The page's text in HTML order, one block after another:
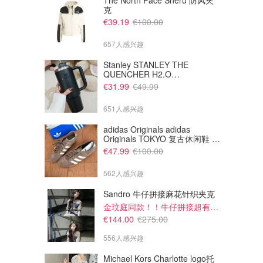
克
€39.19 €100.00
657人感兴趣
Stanley STANLEY THE
QUENCHER H2.O
FLOWSTATE 保温杯 1.18L 黑
色
€31.99 €49.99
651人感兴趣
adidas Originals adidas
Originals TOKYO 复古休闲鞋 深
棕色
€47.99 €100.00
562人感兴趣
Sandro 牛仔拼接麻花针织夹克
金玟庭同款！！牛仔拼接超有层次感
€144.00 €275.00
556人感兴趣
Michael Kors Charlotte logo托